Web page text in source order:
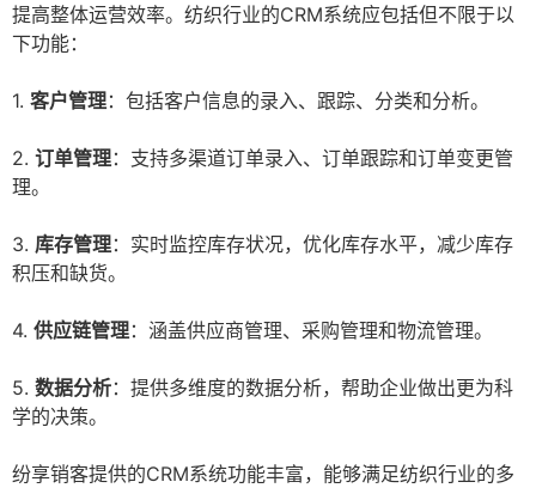
提高整体运营效率。纺织行业的CRM系统应包括但不限于以
下功能：
1. 客户管理：包括客户信息的录入、跟踪、分类和分析。
2. 订单管理：支持多渠道订单录入、订单跟踪和订单变更管
理。
3. 库存管理：实时监控库存状况，优化库存水平，减少库存
积压和缺货。
4. 供应链管理：涵盖供应商管理、采购管理和物流管理。
5. 数据分析：提供多维度的数据分析，帮助企业做出更为科
学的决策。
纷享销客提供的CRM系统功能丰富，能够满足纺织行业的多